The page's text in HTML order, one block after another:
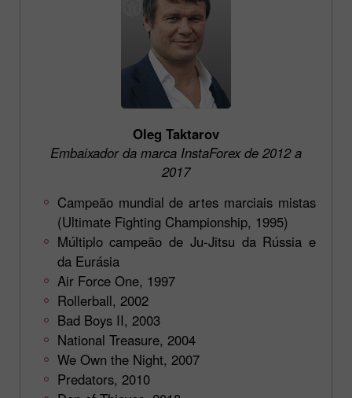
Oleg Taktarov
Embaixador da marca InstaForex de 2012 a
2017
Campeão mundial de artes marciais mistas
(Ultimate Fighting Championship, 1995)
Múltiplo campeão de Ju-Jitsu da Rússia e
da Eurásia
Air Force One, 1997
Rollerball, 2002
Bad Boys II, 2003
National Treasure, 2004
We Own the Night, 2007
Predators, 2010